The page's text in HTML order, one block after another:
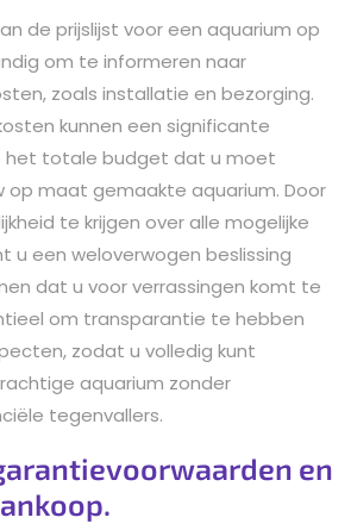
de prijslijst voor een aquarium op
om te informeren naar
zoals installatie en bezorging.
kunnen een significante
het totale budget dat u moet
op maat gemaakte aquarium. Door
te krijgen over alle mogelijke
u een weloverwogen beslissing
dat u voor verrassingen komt te
om transparantie te hebben
zodat u volledig kunt
aquarium zonder
tegenvallers.
en